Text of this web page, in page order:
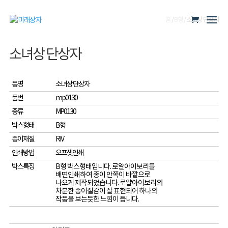
/ / 소녀상 단상자
소녀상 단상자
품명
소녀상 단상자
품번
mp0130
종류
MP0130
박스형태
B형
종이재질
RIV
인쇄방법
오프셋인쇄
박스특징
B형 박스형태입니다. 로얄아이보리를
배면인쇄하여 종이 안쪽이 바깥으로
나오게 제작되었습니다. 로얄아이보리의
차분한 종이질감이 잘 표현되어 하나의
작품을 보는듯한 느낌이 듭니다.